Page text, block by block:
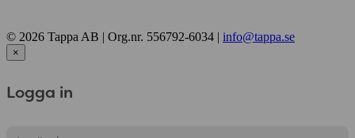
© 2026 Tappa AB | Org.nr. 556792-6034 | info@tappa.se
×
Logga in